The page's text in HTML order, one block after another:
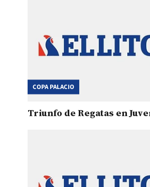
COPA PALACIO
Triunfo de Regatas en